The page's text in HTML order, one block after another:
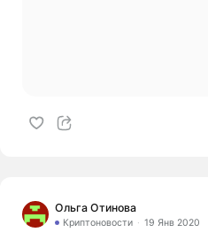
Ольга Отинова
Криптоновости 19 Янв 2020